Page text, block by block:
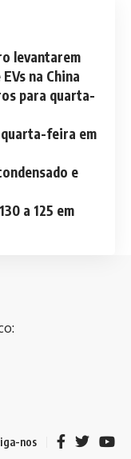
levantarem
na China
para quarta-
feira em
e
a 125 em
nos